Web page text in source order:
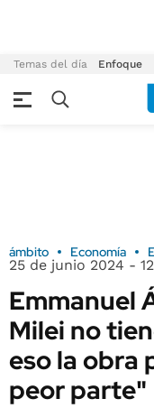
Temas del día Enfoque
ámbito Economía
25 de junio 2024 -
Emmanuel
Milei no
eso la obra
peor parte"